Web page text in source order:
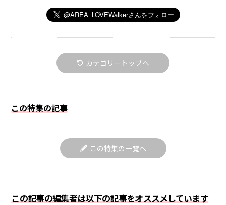
カテゴリートップへ
この特集の記事
この特集の一覧へ
この記事の編集者は以下の記事をオススメしています